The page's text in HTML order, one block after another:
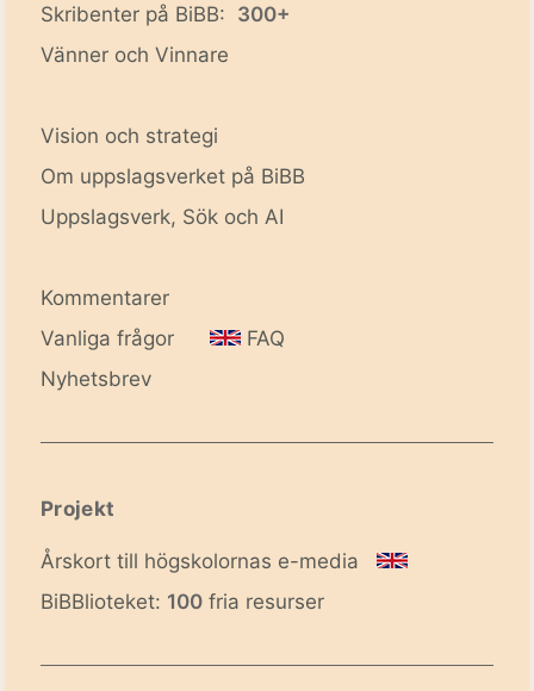
Skribenter på BiBB: 300+
Vänner och Vinnare
Vision och strategi
Om uppslagsverket på BiBB
Uppslagsverk, Sök och AI
Kommentarer
Vanliga frågor
FAQ
Nyhetsbrev
Projekt
Årskort till högskolornas e-media
BiBBlioteket: 100 fria resurser